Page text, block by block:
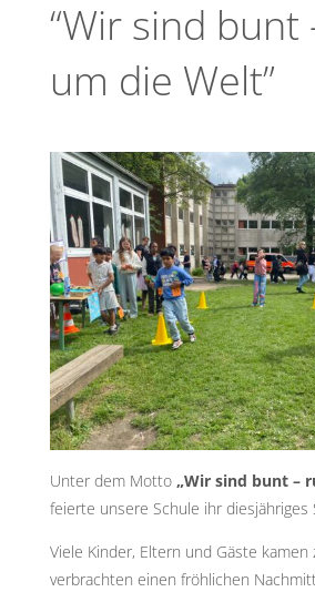
“Wir sind bunt
um die Welt”
Unter dem Motto „Wir sind bunt –
feierte unsere Schule ihr diesjähriges
Viele Kinder, Eltern und Gäste kamen
verbrachten einen fröhlichen